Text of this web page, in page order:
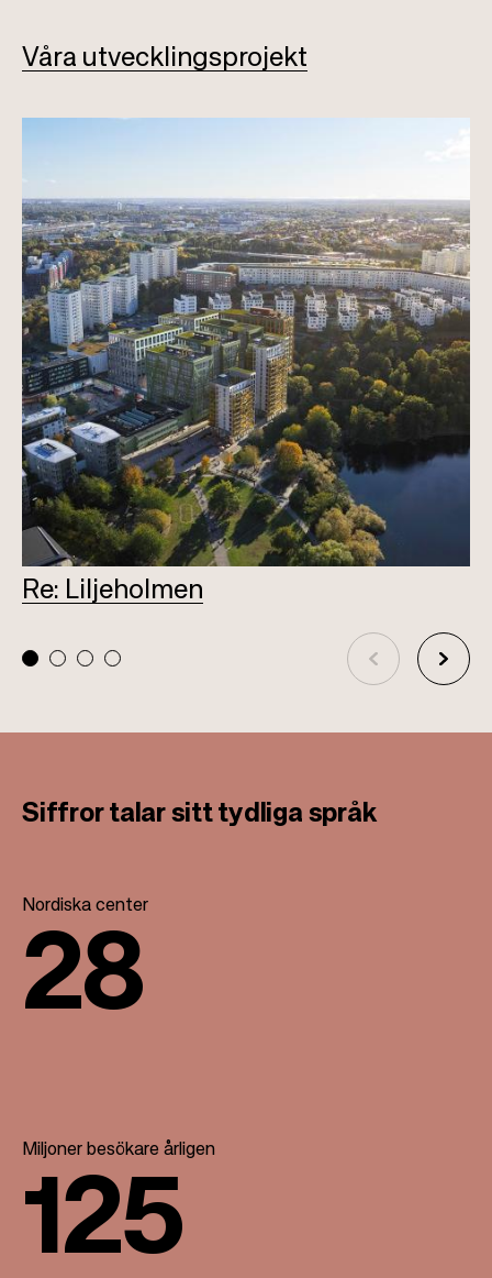
Våra utvecklingsprojekt
Re: Liljeholmen
Siffror talar sitt tydliga språk
Nordiska center
28
Miljoner besökare årligen
125